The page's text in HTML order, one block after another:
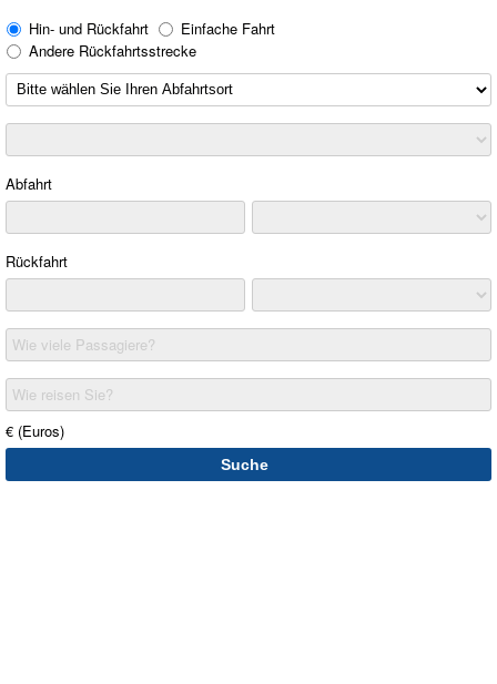
Hin- und Rückfahrt
Einfache Fahrt
Andere Rückfahrtsstrecke
Abfahrt
Rückfahrt
Wie viele Passagiere?
Wie reisen Sie?
€ (Euros)
Suche